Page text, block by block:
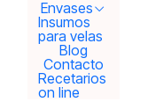
Envases
Insumos
para velas
Blog
Contacto
Recetarios
on line